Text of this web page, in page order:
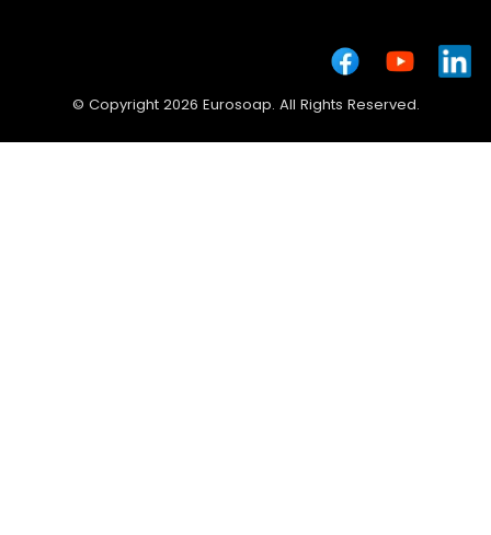
© Copyright 2026 Eurosoap. All Rights Reserved.